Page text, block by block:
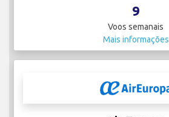
9
Voos semanais
Mais informações